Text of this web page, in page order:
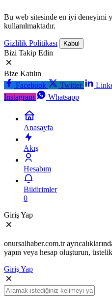
Bu web sitesinde en iyi deneyimi
kullanılmaktadır.
Gizlilik Politikası Kabul
Bizi Takip Edin
Bize Katılın
Facebook
Twitter
Instagram
Whatsapp
Anasayfa
Akış
Hesabım
Bildirimler
0
Giriş Yap
onursalhaber.com.tr
yapın veya hesap oluşturun,
Giriş Yap